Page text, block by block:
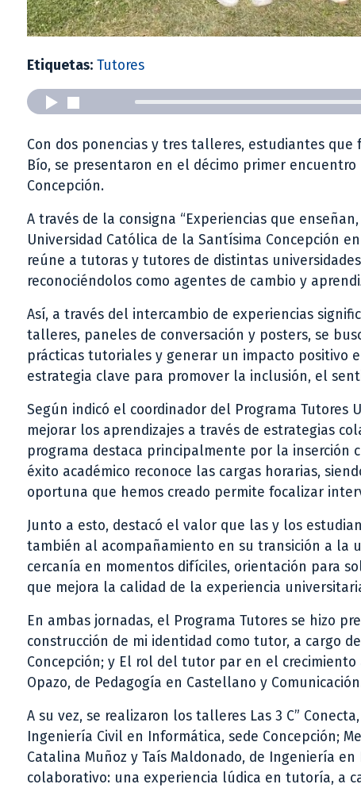
Etiquetas: Tutores
Con dos ponencias y tres talleres, estudiantes
Bío, se presentaron en el décimo primer
Concepción.
A través de la consigna “Experiencias que
Universidad Católica de la Santísima Concepción
reúne a tutoras y tutores de distintas
reconociéndolos como agentes de cambio y
Así, a través del intercambio de experiencias
talleres, paneles de conversación y posters, se
prácticas tutoriales y generar un impacto positivo
estrategia clave para promover la inclusión, el
Según indicó el coordinador del Programa Tutores
mejorar los aprendizajes a través de estrategias
programa destaca principalmente por la
éxito académico reconoce las cargas horarias,
oportuna que hemos creado permite focalizar
Junto a esto, destacó el valor que las y los
también al acompañamiento en su transición a la
cercanía en momentos difíciles, orientación para
que mejora la calidad de la experiencia
En ambas jornadas, el Programa Tutores se hizo
construcción de mi identidad como tutor, a cargo
Concepción; y El rol del tutor par en el
Opazo, de Pedagogía en Castellano y
A su vez, se realizaron los talleres Las 3 C”
Ingeniería Civil en Informática, sede Concepción;
Catalina Muñoz y Taís Maldonado, de Ingeniería
colaborativo: una experiencia lúdica en tutoría, a